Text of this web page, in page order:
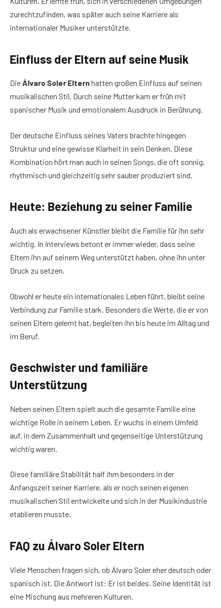
zurechtzufinden, was später auch seine Karriere als
internationaler Musiker unterstützte.
Einfluss der Eltern auf seine Musik
DieÁlvaro Soler Eltern hatten großen Einfluss auf seinen
musikalischen Stil. Durch seine Mutter kam er früh mit
spanischer Musik und emotionalem Ausdruck in Berührung.
Der deutsche Einfluss seines Vaters brachte hingegen
Struktur und eine gewisse Klarheit in sein Denken. Diese
Kombination hört man auch in seinen Songs, die oft sonnig,
rhythmisch und gleichzeitig sehr sauber produziert sind.
Heute: Beziehung zu seiner Familie
Auch als erwachsener Künstler bleibt die Familie für ihn sehr
wichtig. In Interviews betont er immer wieder, dass seine
Eltern ihn auf seinem Weg unterstützt haben, ohne ihn unter
Druck zu setzen.
Obwohl er heute ein internationales Leben führt, bleibt seine
Verbindung zur Familie stark. Besonders die Werte, die er von
seinen Eltern gelernt hat, begleiten ihn bis heute im Alltag und
im Beruf.
Geschwister und familiäre
Unterstützung
Neben seinen Eltern spielt auch die gesamte Familie eine
wichtige Rolle in seinem Leben. Er wuchs in einem Umfeld
auf, in dem Zusammenhalt und gegenseitige Unterstützung
wichtig waren.
Diese familiäre Stabilität half ihm besonders in der
Anfangszeit seiner Karriere, als er noch seinen eigenen
musikalischen Stil entwickelte und sich in der Musikindustrie
etablieren musste.
FAQ zu Álvaro Soler Eltern
Viele Menschen fragen sich, ob Álvaro Soler eher deutsch oder
spanisch ist. Die Antwort ist: Er ist beides. Seine Identität ist
eine Mischung aus mehreren Kulturen.